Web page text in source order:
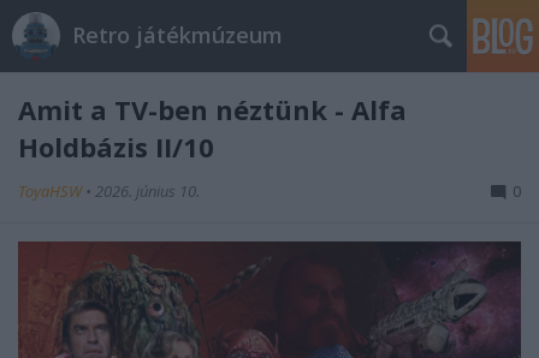
Retro játékmúzeum
Amit a TV-ben néztünk - Alfa
Holdbázis II/10
ToyaHSW • 2026. június 10. 0